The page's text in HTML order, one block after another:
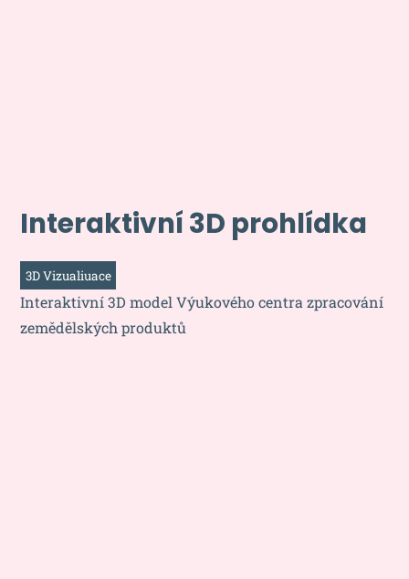
Interaktivní 3D prohlídka
3D Vizualiuace
Interaktivní 3D model Výukového centra zpracování
zemědělských produktů